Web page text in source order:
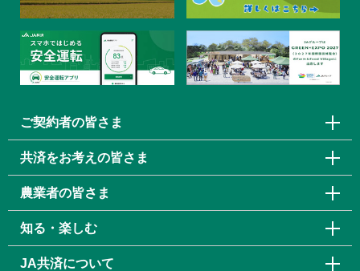
ご契約者の皆さま
共済をお考えの皆さま
農業者の皆さま
知る・楽しむ
JA共済について